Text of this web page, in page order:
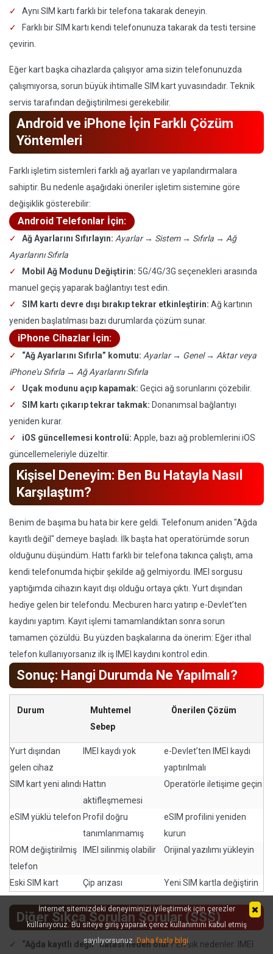
Aynı SIM kartı farklı bir telefona takarak deneyin.
Farklı bir SIM kartı kendi telefonunuza takarak da testi tersine
çevirin.
Eğer kart başka cihazlarda çalışıyor ama sizin telefonunuzda
çalışmıyorsa, sorun büyük ihtimalle SIM kart yuvasındadır. Teknik
servis tarafından değiştirilmesi gerekebilir.
Android ve iPhone İçin Farklı Çözüm
Yöntemleri
Farklı işletim sistemleri farklı ağ ayarları ve yapılandırmalara
sahiptir. Bu nedenle aşağıdaki öneriler işletim sistemine göre
değişiklik gösterebilir:
Android Telefonlar İçin:
Ağ Ayarlarını Sıfırlayın: Ayarlar → Sistem → Sıfırla → Ağ
Ayarlarını Sıfırla
Mobil Ağ Modunu Değiştirin: 5G/4G/3G seçenekleri arasında
manuel geçiş yaparak bağlantıyı test edin.
SIM kartı devre dışı bırakıp tekrar etkinleştirin: Ağ kartının
yeniden başlatılması bazı durumlarda çözüm sunar.
iPhone Cihazlar İçin:
“Ağ Ayarlarını Sıfırla” komutu: Ayarlar → Genel → Aktar veya
iPhone'u Sıfırla → Ağ Ayarlarını Sıfırla
Uçak modunu açıp kapamak: Geçici ağ sorunlarını çözebilir.
SIM kartı çıkarıp tekrar takmak: Donanımsal bağlantıyı
yeniden kurar.
iOS güncellemesi kontrolü: Apple, bazı ağ problemlerini iOS
güncellemeleriyle düzeltir.
Kişisel Deneyim: Ben Bu Hatayla Nasıl
Karşılaştım?
Benim de başıma bu hata bir kere geldi. Telefonum aniden "Ağda
kayıtlı değil" demeye başladı. İlk başta hat operatörümde sorun
olduğunu düşündüm. Hattı farklı bir telefona takınca çalıştı, ama
kendi telefonumda hiçbir şekilde ağ gelmiyordu. IMEI sorgusu
yaptığımda cihazın kayıt dışı olduğu ortaya çıktı. Yurt dışından
hediye gelen bir telefondu. Mecburen harcı yatırıp e-Devlet’ten
kaydını yaptım. Kayıt işlemi tamamlandıktan sonra sorun
tamamen çözüldü. Bu yüzden başkalarına da önerim: Eğer ithal
telefon kullanıyorsanız ilk iş IMEI kaydını kontrol edin.
Sonuç: Hangi Durumda Ne Yapılmalı?
Durum
Muhtemel
Sebep
Önerilen Çözüm
Yurt dışından
gelen cihaz
IMEI kaydı yok
e-Devlet’ten IMEI kaydı
yaptırılmalı
SIM kart yeni alındı Hattın
aktifleşmemesi
Operatörle iletişime geçin
eSIM yüklü telefon Profil doğru
tanımlanmamış
eSIM profilini yeniden
kurun
ROM değiştirilmiş
telefon
IMEI silinmiş olabilir Orijinal yazılımı yükleyin
Eski SIM kart Çip arızası Yeni SIM kartla değiştirin
Diğer Sıkça Sorulan Sorular (SSS)
“Ağda kayıtlı değil” hatası neden olur?En sık nedenler: IMEI
İnternet sitemizdeki deneyiminizi iyileştirmek için çerezler
kullanıyoruz. Bu siteye giriş yaparak çerez kullanımını kabul etmiş
sayılıyorsunuz. Daha fazla bilgi.